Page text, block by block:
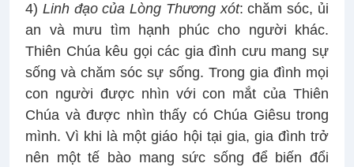
4) Linh đạo của Lòng Thương xót: chăm sóc, ủi
an và mưu tìm hạnh phúc cho người khác.
Thiên Chúa kêu gọi các gia đình cưu mang sự
sống và chăm sóc sự sống. Trong gia đình mọi
con người được nhìn với con mắt của Thiên
Chúa và được nhìn thấy có Chúa Giêsu trong
mình. Vì khi là một giáo hội tại gia, gia đình trở
nên một tế bào mang sức sống để biến đổi